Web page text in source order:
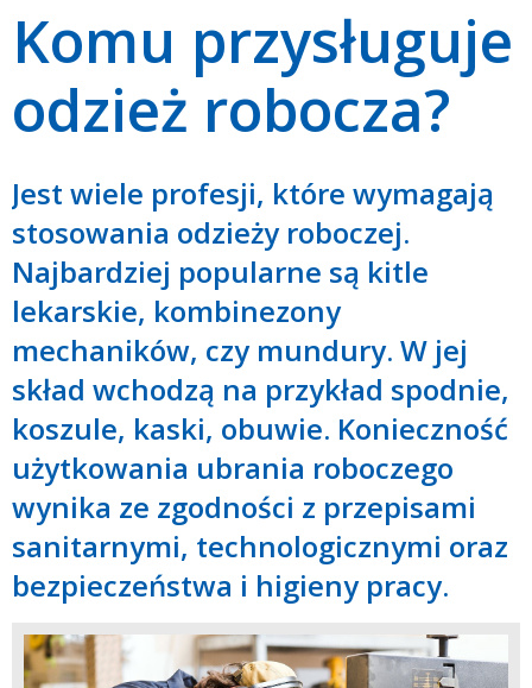
Komu przysługuje
odzież robocza?
Jest wiele profesji, które wymagają
stosowania odzieży roboczej.
Najbardziej popularne są kitle
lekarskie, kombinezony
mechaników, czy mundury. W jej
skład wchodzą na przykład spodnie,
koszule, kaski, obuwie. Konieczność
użytkowania ubrania roboczego
wynika ze zgodności z przepisami
sanitarnymi, technologicznymi oraz
bezpieczeństwa i higieny pracy.